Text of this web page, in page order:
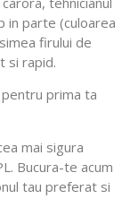
in parte (culoarea
firului de
si rapid.
pentru prima ta
mai sigura
Bucura-te acum
tau preferat si